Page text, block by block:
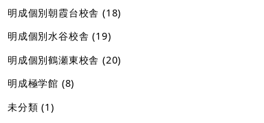
明成個別朝霞台校舎 (18)
明成個別水谷校舎 (19)
明成個別鶴瀬東校舎 (20)
明成極学館 (8)
未分類 (1)